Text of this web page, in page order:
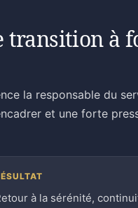
transition à
la responsable du
et une forte
à la sérénité,